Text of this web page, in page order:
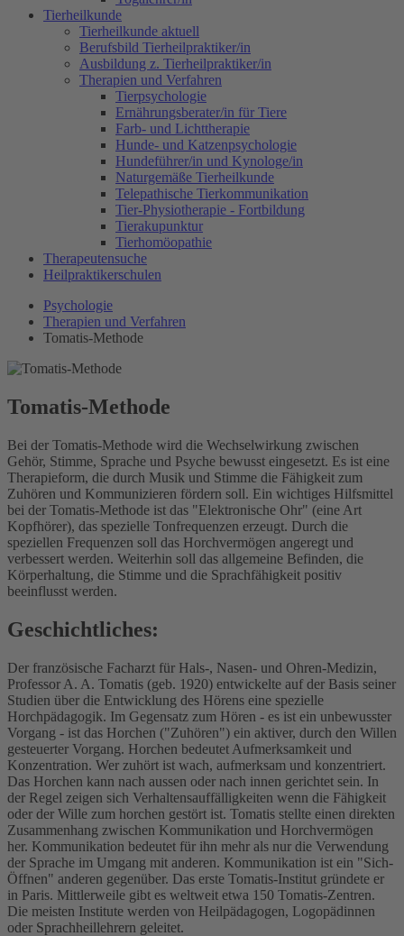
Tierheilkunde
Tierheilkunde aktuell
Berufsbild Tierheilpraktiker/in
Ausbildung z. Tierheilpraktiker/in
Therapien und Verfahren
Tierpsychologie
Ernährungsberater/in für Tiere
Farb- und Lichttherapie
Hunde- und Katzenpsychologie
Hundeführer/in und Kynologe/in
Naturgemäße Tierheilkunde
Telepathische Tierkommunikation
Tier-Physiotherapie - Fortbildung
Tierakupunktur
Tierhomöopathie
Therapeutensuche
Heilpraktikerschulen
Psychologie
Therapien und Verfahren
Tomatis-Methode
Tomatis-Methode
Bei der Tomatis-Methode wird die Wechselwirkung zwischen
Gehör, Stimme, Sprache und Psyche bewusst eingesetzt. Es ist eine
Therapieform, die durch Musik und Stimme die Fähigkeit zum
Zuhören und Kommunizieren fördern soll. Ein wichtiges Hilfsmittel
bei der Tomatis-Methode ist das "Elektronische Ohr" (eine Art
Kopfhörer), das spezielle Tonfrequenzen erzeugt. Durch die
speziellen Frequenzen soll das Horchvermögen angeregt und
verbessert werden. Weiterhin soll das allgemeine Befinden, die
Körperhaltung, die Stimme und die Sprachfähigkeit positiv
beeinflusst werden.
Geschichtliches:
Der französische Facharzt für Hals-, Nasen- und Ohren-Medizin,
Professor A. A. Tomatis (geb. 1920) entwickelte auf der Basis seiner
Studien über die Entwicklung des Hörens eine spezielle
Horchpädagogik. Im Gegensatz zum Hören - es ist ein unbewusster
Vorgang - ist das Horchen ("Zuhören") ein aktiver, durch den Willen
gesteuerter Vorgang. Horchen bedeutet Aufmerksamkeit und
Konzentration. Wer zuhört ist wach, aufmerksam und konzentriert.
Das Horchen kann nach aussen oder nach innen gerichtet sein. In
der Regel zeigen sich Verhaltensauffälligkeiten wenn die Fähigkeit
oder der Wille zum horchen gestört ist. Tomatis stellte einen direkten
Zusammenhang zwischen Kommunikation und Horchvermögen
her. Kommunikation bedeutet für ihn mehr als nur die Verwendung
der Sprache im Umgang mit anderen. Kommunikation ist ein "Sich-
Öffnen" anderen gegenüber. Das erste Tomatis-Institut gründete er
in Paris. Mittlerweile gibt es weltweit etwa 150 Tomatis-Zentren.
Die meisten Institute werden von Heilpädagogen, Logopädinnen
oder Sprachheillehrern geleitet.